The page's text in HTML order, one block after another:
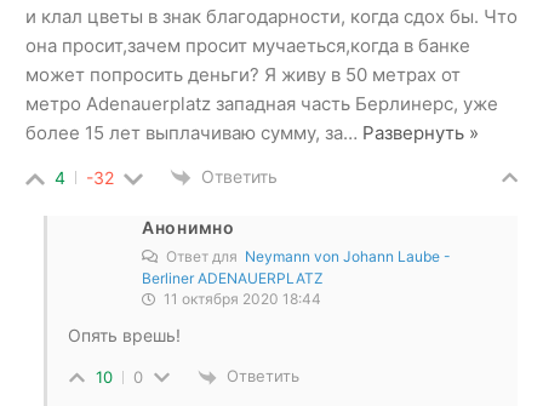
и клал цветы в знак благодарности, когда сдох бы. Что
она просит,зачем просит мучаеться,когда в банке
может попросить деньги? Я живу в 50 метрах от
метро Adenauerplatz западная часть Берлинерс, уже
более 15 лет выплачиваю сумму, за… Развернуть »
4 -32 Ответить
Анонимно
Ответ для Neymann von Johann Laube -
Berliner ADENAUERPLATZ
11 октября 2020 18:44
Опять врешь!
10 0 Ответить